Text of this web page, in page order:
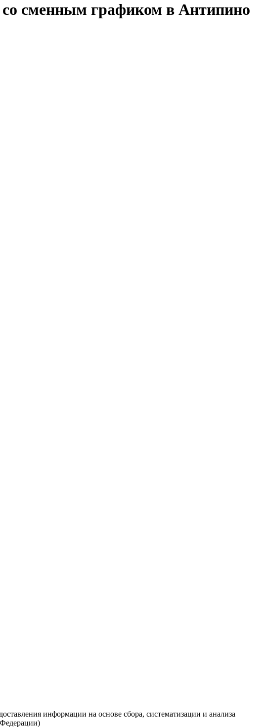
со сменным графиком в Антипино
информации на основе сбора, систематизации и анализа